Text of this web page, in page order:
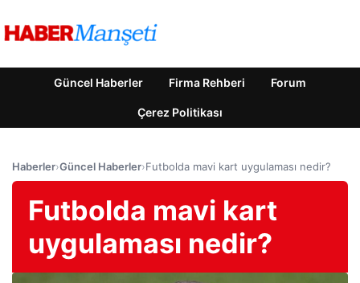
Güncel Haberler Firma Rehberi Forum
Çerez Politikası
Haberler›Güncel Haberler›Futbolda mavi kart uygulaması nedir?
Futbolda mavi kart
uygulaması nedir?